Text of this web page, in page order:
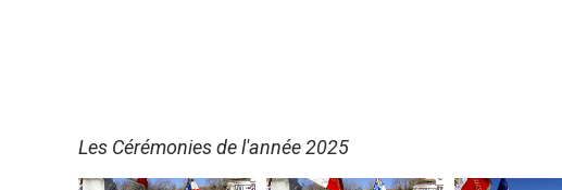
Les Cérémonies de l'année 2025